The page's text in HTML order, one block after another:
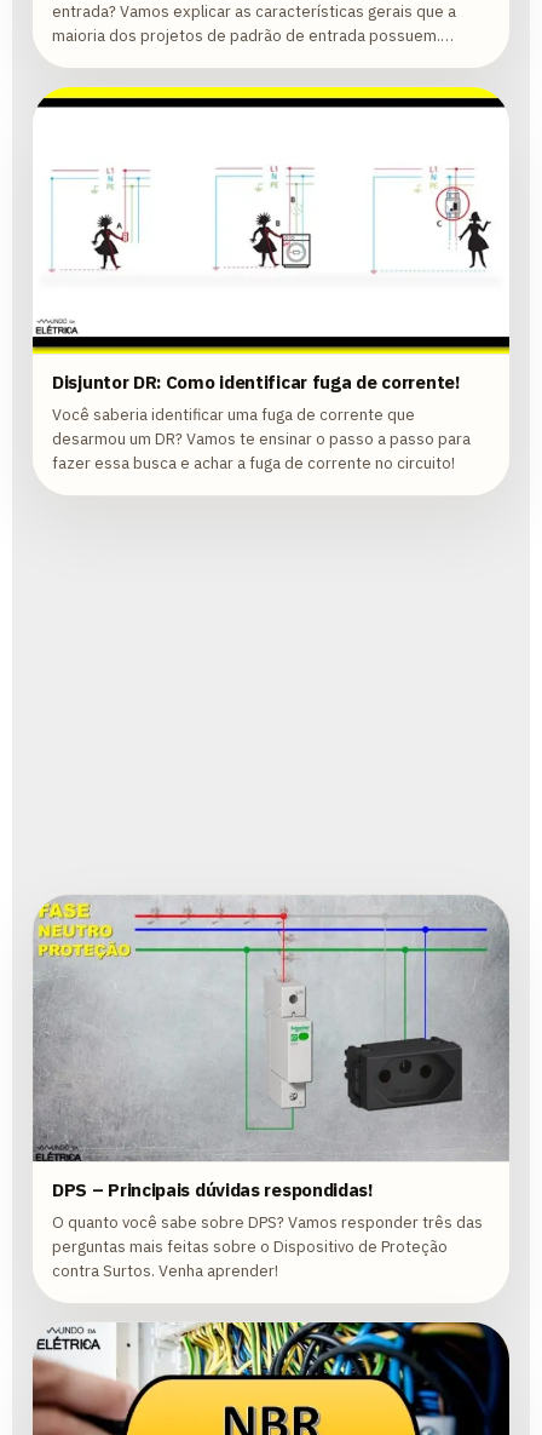
entrada? Vamos explicar as características gerais que a
maioria dos projetos de padrão de entrada possuem.
Vamos lá!
Disjuntor DR: Como identificar fuga de corrente!
Você saberia identificar uma fuga de corrente que
desarmou um DR? Vamos te ensinar o passo a passo para
fazer essa busca e achar a fuga de corrente no circuito!
DPS – Principais dúvidas respondidas!
O quanto você sabe sobre DPS? Vamos responder três das
perguntas mais feitas sobre o Dispositivo de Proteção
contra Surtos. Venha aprender!